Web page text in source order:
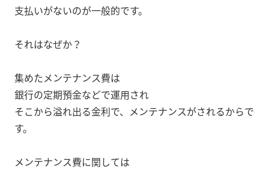
支払いがないのが一般的です。
それはなぜか？
集めたメンテナンス費は
銀行の定期預金などで運用され
そこから溢れ出る金利で、メンテナンスがされるからで
す。
メンテナンス費に関しては